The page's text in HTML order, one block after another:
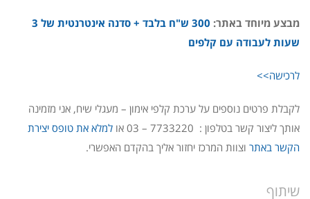
מבצע מיוחד באתר:
300 ש"ח בלבד + סדנה אינטרנטית של 3
שעות לעבודה עם קלפים
לרכישה>>
לקבלת פרטים נוספים על ערכת קלפי אימון – מעגלי שיח, אני מזמינה
אותך ליצור קשר בטלפון : 7733220 – 03 או
למלא את טופס יצירת
הקשר באתר וצוות המרכז יחזור אליך בהקדם האפשרי.
שיתוף